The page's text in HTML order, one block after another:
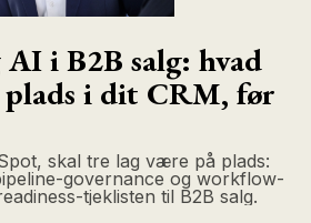
i B2B salg: hvad
plads i dit CRM, før
skal tre lag være på plads:
governance og workflow-
tjeklisten til B2B salg.